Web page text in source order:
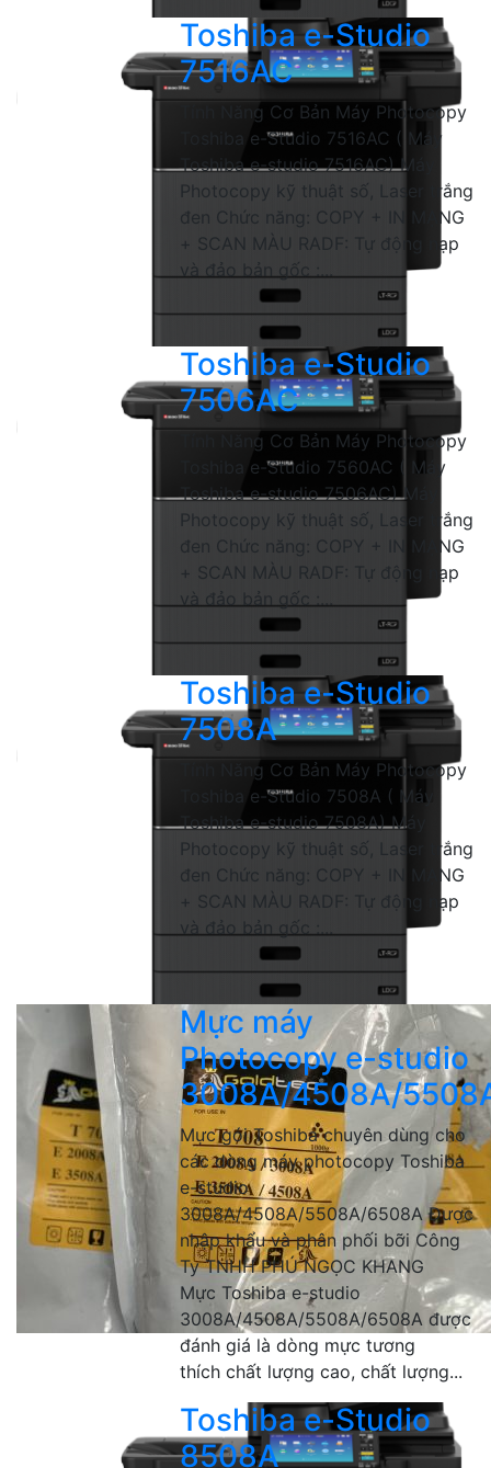
Toshiba e-Studio
7516AC
Tính Năng Cơ Bản Máy Photocopy
Toshiba e-Studio 7516AC ( Máy
Toshiba e-studio 7516AC) Máy
Photocopy kỹ thuật số, Laser trắng
đen Chức năng: COPY + IN MẠNG
+ SCAN MÀU RADF: Tự động nạp
và đảo bản gốc :...
Toshiba e-Studio
7506AC
Tính Năng Cơ Bản Máy Photocopy
Toshiba e-Studio 7560AC ( Máy
Toshiba e-studio 7506AC) Máy
Photocopy kỹ thuật số, Laser trắng
đen Chức năng: COPY + IN MẠNG
+ SCAN MÀU RADF: Tự động nạp
và đảo bản gốc :...
Toshiba e-Studio
7508A
Tính Năng Cơ Bản Máy Photocopy
Toshiba e-Studio 7508A ( Máy
Toshiba e-studio 7508A) Máy
Photocopy kỹ thuật số, Laser trắng
đen Chức năng: COPY + IN MẠNG
+ SCAN MÀU RADF: Tự động nạp
và đảo bản gốc :...
Mực máy
Photocopy e-studio
3008A/4508A/
Mực gói Toshiba chuyên dùng cho
các dòng máy photocopy Toshiba
e-studio
3008A/4508A/5508A/6508A Được
nhập khẩu và phân phối bỡi Công
Ty TNHH PHÚ NGỌC KHANG
Mực Toshiba e-studio
3008A/4508A/5508A/6508A được
đánh giá là dòng mực tương
thích chất lượng cao, chất lượng...
Toshiba e-Studio
8508A